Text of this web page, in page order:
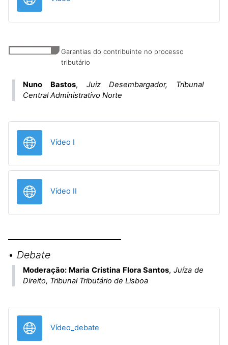
Garantias do contribuinte no processo
tributário
Nuno Bastos, Juiz Desembargador, Tribunal
Central Administrativo Norte
Vídeo I
Vídeo II
• Debate
Moderação: Maria Cristina Flora Santos,Juíza de
Direito, Tribunal Tributário de Lisboa
Vídeo_debate